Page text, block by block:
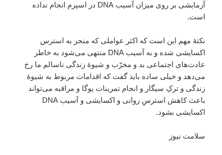
آزمایشی بر روی میزان آسیب DNA در اسپرم انجام نداده
است.
نکتهٔ مهم این است که اکثر عواملی که منجر به استرس
اکسایشی شده و به آسیب DNA منتهی می‌شود به خاطر
عادت‌های اجتماعی بد و مخرّب و شیوهٔ زندگی ناسالم ما رخ
می‌دهد و خیلی ساده باید گفت که اقدامات مربوط به شیوهٔ
زندگی و ترکِ سیگار و انجام تمرینات یوگا و مراقبه می‌تواند
باعث کاهش استرسِ روانی و اکسایشی و آسیب DNA
اکسایشی بشود.
سلامت نیوز